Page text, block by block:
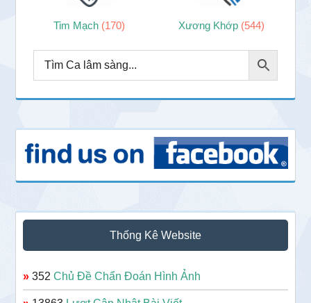
Tim Mạch (170) Xương Khớp (544)
Thống Kê Website
» 352Chủ Đề Chẩn Đoán Hình Ảnh